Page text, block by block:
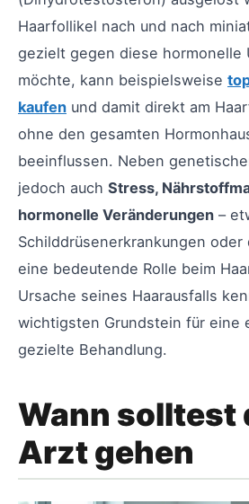
Haarfollikel nach und nach
gezielt gegen diese hormonelle
möchte, kann beispielsweise
kaufen und damit direkt am
ohne den gesamten
beeinflussen. Neben
jedoch auch Stress,
hormonelle Veränderungen –
Schilddrüsenerkrankungen oder
eine bedeutende Rolle beim
Ursache seines Haarausfalls
wichtigsten Grundstein für eine
gezielte Behandlung.
Wann solltest
Arzt gehen